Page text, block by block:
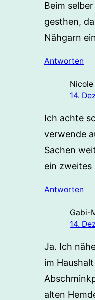
Beim
gesthen,
Nähgarn
Antworten
14.
Ich achte
verwende
Sachen
ein zweites
Antworten
Gabi-
14.
Ja. Ich
im
alten